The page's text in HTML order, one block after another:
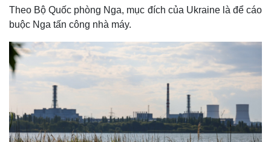
Theo Bộ Quốc phòng Nga, mục đích của Ukraine là để cáo
buộc Nga tấn công nhà máy.